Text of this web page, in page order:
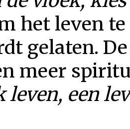
het leven
gelaten.
meer
leven, een